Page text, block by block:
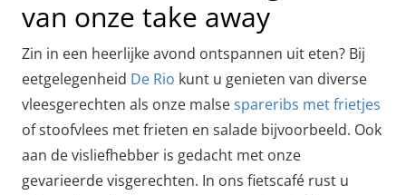
van onze take away
Zin in een heerlijke avond ontspannen uit eten? Bij
eetgelegenheid De Rio kunt u genieten van diverse
vleesgerechten als onze malsespareribs met frietjes
of stoofvlees met frieten en salade bijvoorbeeld. Ook
aan de visliefhebber is gedacht met onze
gevarieerde visgerechten. In ons fietscafé rust u